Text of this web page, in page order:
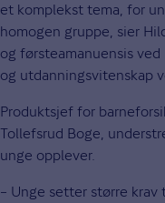
et komplekst tema, for
homogen gruppe, sier
og førsteamanuensis
og utdanningsvitenskap
Produktsjef for
Tollefsrud Boge,
unge opplever.
– Unge setter større krav